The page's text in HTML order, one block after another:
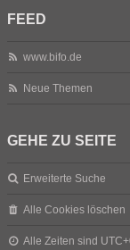
FEED
www.bifo.de
Neue Themen
GEHE ZU SEITE
Erweiterte Suche
Alle Cookies löschen
Alle Zeiten sind